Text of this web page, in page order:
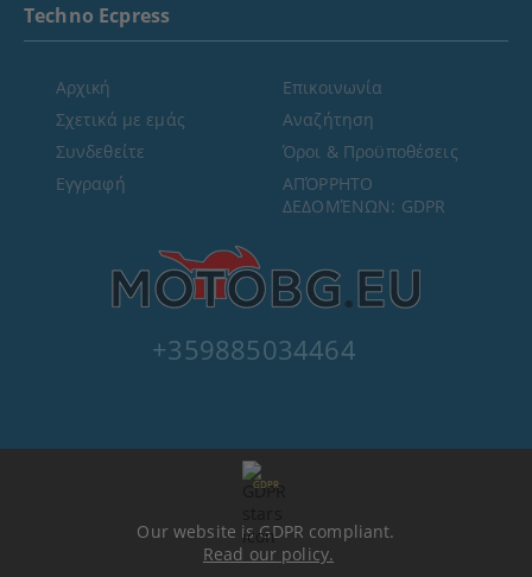
+359885034464
Techno Ecpress
Αρχική
Σχετικά με εμάς
Συνδεθείτε
Εγγραφή
Επικοινωνία
Αναζήτηση
Όροι & Προϋποθέσεις
ΑΠΌΡΡΗΤΟ
ΔΕΔΟΜΈΝΩΝ: GDPR
GDPR
Our website is GDPR compliant.
Read our policy.